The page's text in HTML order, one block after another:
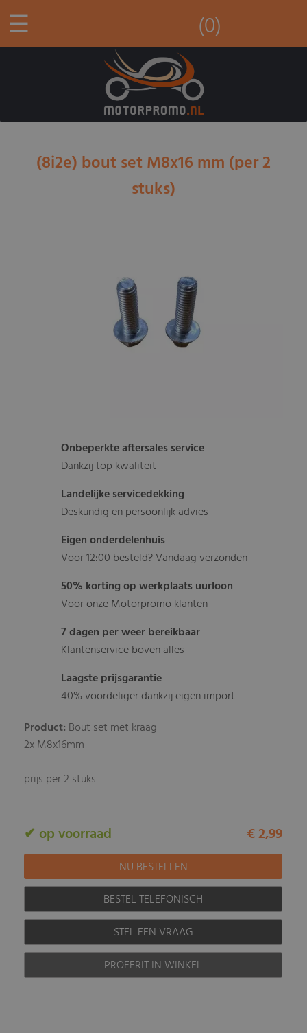
☰ (0)
(8i2e) bout set M8x16 mm (per 2
stuks)
Onbeperkte aftersales service
Dankzij top kwaliteit
Landelijke servicedekking
Deskundig en persoonlijk advies
Eigen onderdelenhuis
Voor 12:00 besteld? Vandaag verzonden
50% korting op werkplaats uurloon
Voor onze Motorpromo klanten
7 dagen per weer bereikbaar
Klantenservice boven alles
Laagste prijsgarantie
40% voordeliger dankzij eigen import
Product: Bout set met kraag
2x M8x16mm
prijs per 2 stuks
✔ op voorraad € 2,99
BESTEL TELEFONISCH
STEL EEN VRAAG
PROEFRIT IN WINKEL